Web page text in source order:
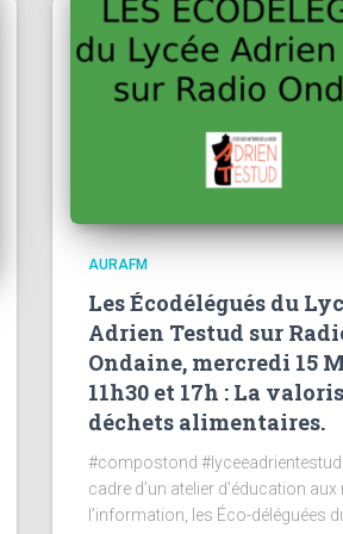
AURAFM
Les Écodélégués du
Adrien Testud sur
Ondaine, mercredi 15
11h30 et 17h : La
déchets alimentaires.
#compostond #lyceeadrientestud
cadre d’un atelier d’éducation
l’information, les Éco-déléguées